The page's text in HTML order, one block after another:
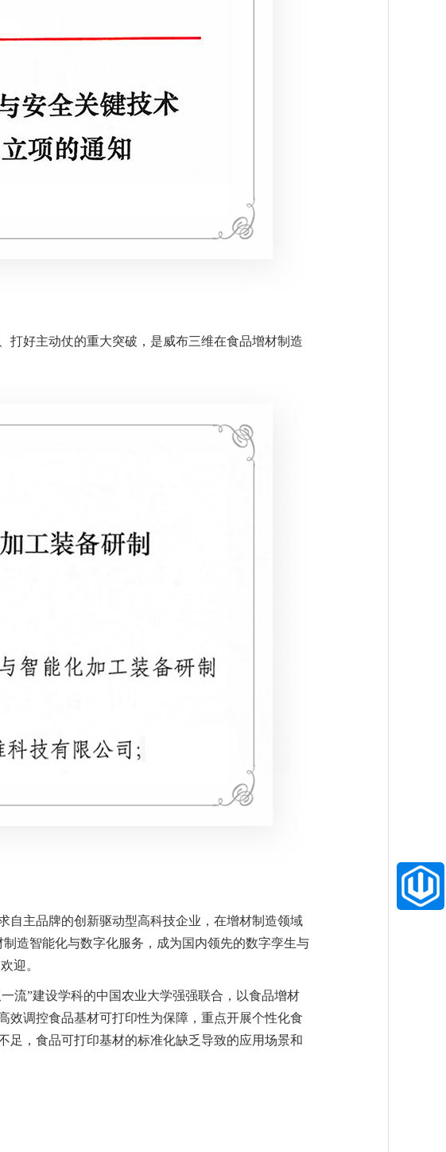
打好主动仗的重大突破，是威布三维在食品增材制造
自主品牌的创新驱动型高科技企业，在增材制造领域
造智能化与数字化服务，成为国内领先的数字孪生与
迎。
流”建设学科的中国农业大学强强联合，以食品增材
效调控食品基材可打印性为保障，重点开展个性化食
足，食品可打印基材的标准化缺乏导致的应用场景和